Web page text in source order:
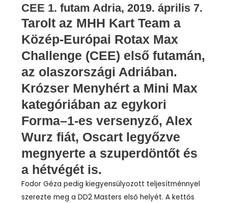
CEE 1. futam Adria, 2019. április 7.
Tarolt az MHH Kart Team a
Közép-Európai Rotax Max
Challenge (CEE) első futamán,
az olaszországi Adriában.
Krózser Menyhért a Mini Max
kategóriában az egykori
Forma–1-es versenyző, Alex
Wurz fiát, Oscart legyőzve
megnyerte a szuperdöntőt és
a hétvégét is.
Fodor Géza pedig kiegyensúlyozott teljesítménnyel
szerezte meg a DD2 Masters első helyét. A kettős